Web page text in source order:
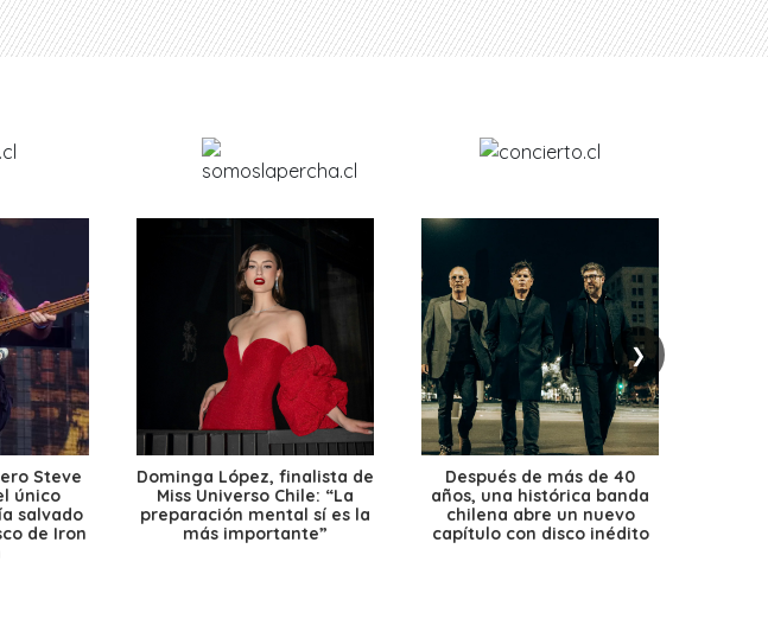
❯
Steve
único
salvado
de Iron
Dominga López, finalista de
Miss Universo Chile: “La
preparación mental sí es la
más importante”
Después de más de 40
años, una histórica banda
chilena abre un nuevo
capítulo con disco inédito